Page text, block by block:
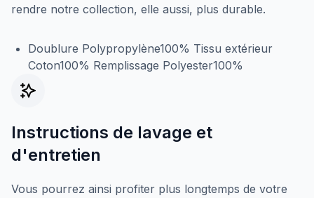
rendre notre collection, elle aussi, plus durable.
Doublure Polypropylène100% Tissu extérieur
Coton100% Remplissage Polyester100%
Instructions de lavage et
d'entretien
Vous pourrez ainsi profiter plus longtemps de votre